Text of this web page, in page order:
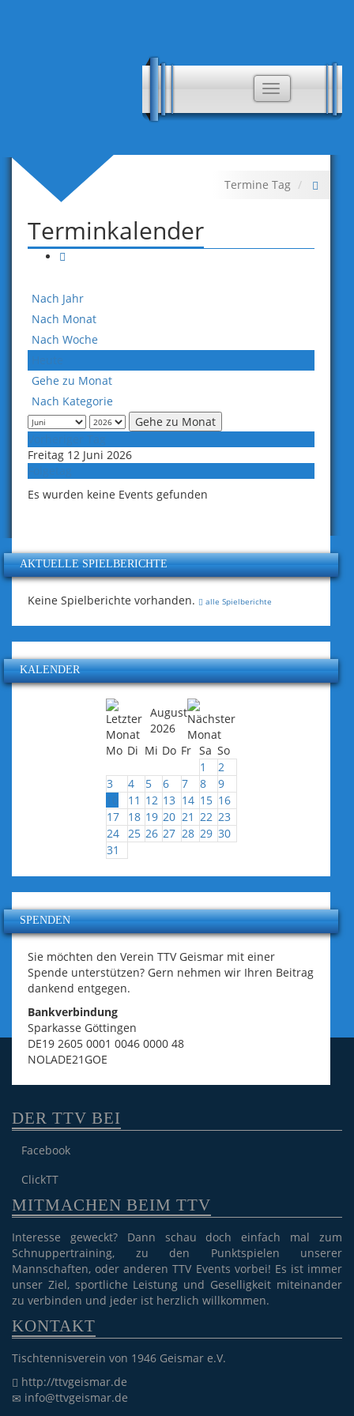
Toggle
navigation
Termine Tag
Terminkalender
Nach Jahr
Nach Monat
Nach Woche
Gehe zu Monat
Nach Kategorie
Gehe zu Monat
Freitag 12 Juni 2026
Es wurden keine Events gefunden
AKTUELLE SPIELBERICHTE
Keine Spielberichte vorhanden. alle Spielberichte
KALENDER
August
2026
Mo Di Mi Do Fr Sa So
1
2
3
4 5 6 7 8
9
11 12 13 14 15 16
17
18 19 20 21 22 23
24 25 26 27 28 29 30
31
SPENDEN
Sie möchten den Verein TTV Geismar mit einer
Spende unterstützen? Gern nehmen wir Ihren Beitrag
dankend entgegen.
Bankverbindung
Sparkasse Göttingen
DE19 2605 0001 0046 0000 48
NOLADE21GOE
DER TTV BEI
Facebook
ClickTT
MITMACHEN BEIM TTV
Interesse geweckt? Dann schau doch einfach mal zum
Schnuppertraining, zu den Punktspielen unserer
Mannschaften, oder anderen TTV Events vorbei! Es ist immer
unser Ziel, sportliche Leistung und Geselligkeit miteinander
zu verbinden und jeder ist herzlich willkommen.
KONTAKT
Tischtennisverein von 1946 Geismar e.V.
http://ttvgeismar.de
info@ttvgeismar.de